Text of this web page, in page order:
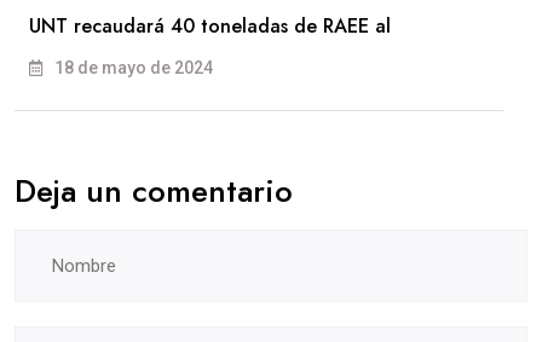
UNT recaudará 40 toneladas de RAEE al
18 de mayo de 2024
Deja un comentario